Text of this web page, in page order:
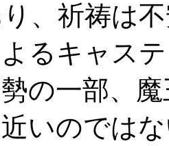
、祈祷は
るキャス
の一部、
近いのでは